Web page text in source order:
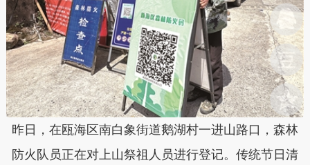
昨日，在瓯海区南白象街道鹅湖村一进山路口，森林
防火队员正在对上山祭祖人员进行登记。传统节日清